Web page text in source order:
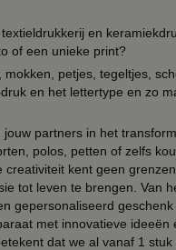
en
of een unieke print?
petjes, tegeltjes,
en het lettertype en zo
partners in het
polos, petten of zelfs
kent geen
tot leven te brengen. Van
gepersonaliseerd
met innovatieve
dat we al vanaf 1